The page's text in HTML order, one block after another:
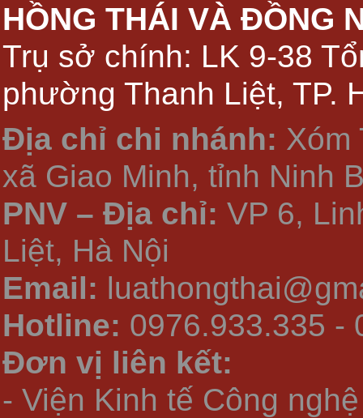
HỒNG THÁI VÀ ĐỒNG
Trụ sở chính: LK 9-38
phường Thanh Liệt, TP.
Địa chỉ chi nhánh: Xóm
xã Giao Minh, tỉnh Ninh
PNV – Địa chỉ: VP 6,
Liệt, Hà Nội
Email:
Hotline: 0976.933.335 -
Đơn vị liên kết:
- Viện Kinh tế Công